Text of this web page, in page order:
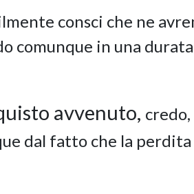
consci che ne
comunque in una
avvenuto,
dal fatto che la